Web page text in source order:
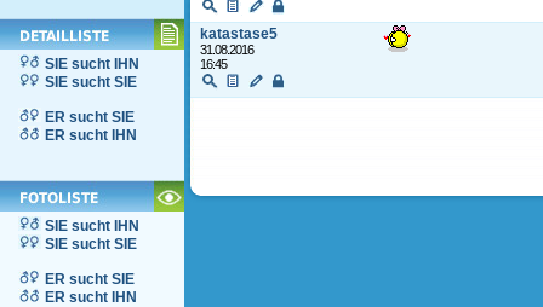
SIE sucht IHN
SIE sucht SIE
ER sucht SIE
ER sucht IHN
SIE sucht IHN
SIE sucht SIE
ER sucht SIE
ER sucht IHN
katastase5
31.08.2016
16:45